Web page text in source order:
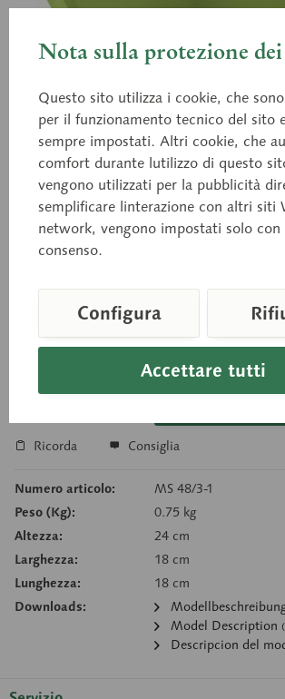
MS 48/3-1
Embrione umano
Ingrandimento x 53, in plastica
Prezzo su richiesta
Carello
Ricorda Consiglia
Numero articolo:
MS 48/3-1
Peso (Kg):
0.75 kg
Altezza:
24 cm
Larghezza:
18 cm
Lunghezza:
18 cm
Downloads:
Model Description
Descripcion del
Nota sulla protezione
Questo sito utilizza i cookie, che
per il funzionamento tecnico del sito
sempre impostati. Altri cookie, che
comfort durante lutilizzo di questo
vengono utilizzati per la pubblicità
semplificare linterazione con altri siti
network, vengono impostati solo
consenso.
Accettare tutti
Configura